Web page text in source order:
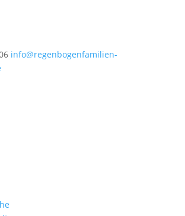
info@regenbogenfamilien-